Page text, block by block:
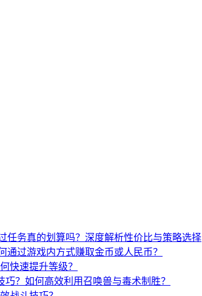
任务真的划算吗？深度解析性价比与策略选择
通过游戏内方式赚取金币或人民币？
快速提升等级？
巧？如何高效利用召唤兽与毒术制胜？